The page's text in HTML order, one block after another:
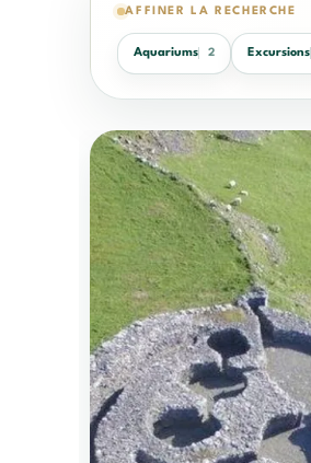
AFFINER LA RECHERCHE
Aquariums 2 Excursions